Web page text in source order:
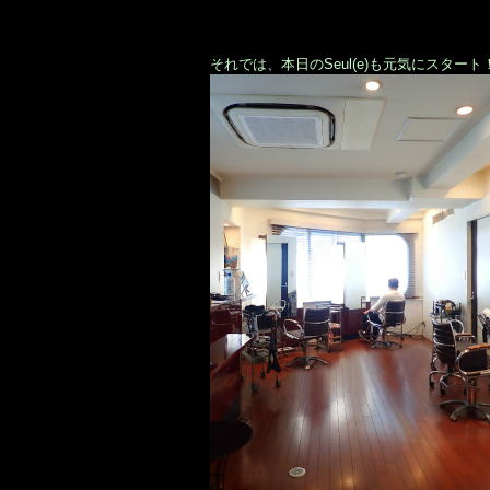
それでは、本日のSeul(e)も元気にスタート